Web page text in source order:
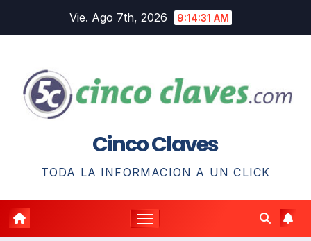
Vie. Ago 7th, 2026 9:14:32 AM
Cinco Claves
TODA LA INFORMACION A UN CLICK